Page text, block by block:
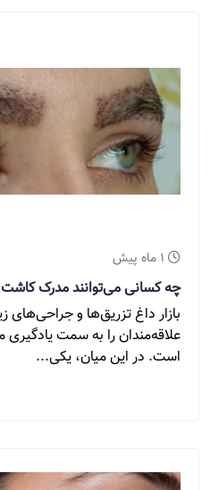
1 ماه پیش
چه کسانی می‌توانند مدرک کاشت
بازار داغ تزریق‌ها و جراحی‌های
علاقه‌مندان را به سمت
است. در این میان، یکی...